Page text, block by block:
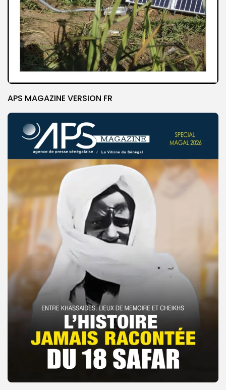
APS MAGAZINE VERSION FR